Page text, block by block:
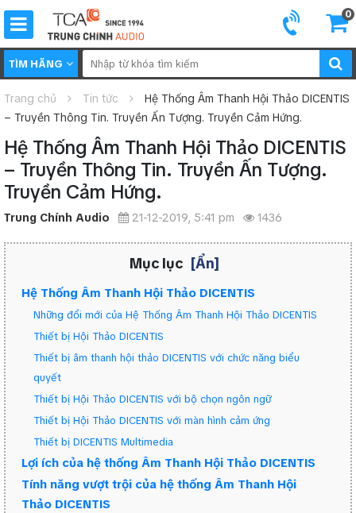
0
TÌM HÃNG
Trang chủ Tin tức
Hệ Thống Âm Thanh Hội Thảo DICENTIS
– Truyền Thông Tin. Truyền Ấn Tượng. Truyền Cảm Hứng.
Hệ Thống Âm Thanh Hội Thảo DICENTIS
– Truyền Thông Tin. Truyền Ấn Tượng.
Truyền Cảm Hứng.
Trung Chính Audio 21-12-2019, 5:41 pm 1436
Mục lục [Ẩn]
Hệ Thống Âm Thanh Hội Thảo DICENTIS
Những đổi mới của Hệ Thống Âm Thanh Hội Thảo DICENTIS
Thiết bị Hội Thảo DICENTIS
Thiết bị âm thanh hội thảo DICENTIS với chức năng biểu
quyết
Thiết bị Hội Thảo DICENTIS với bộ chọn ngôn ngữ
Thiết bị Hội Thảo DICENTIS với màn hình cảm ứng
Thiết bị DICENTIS Multimedia
Lợi ích của hệ thống Âm Thanh Hội Thảo DICENTIS
Tính năng vượt trội của hệ thống Âm Thanh Hội
Thảo DICENTIS